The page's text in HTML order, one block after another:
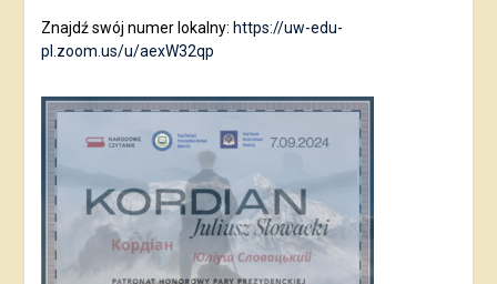
Znajdź swój numer lokalny: https://uw-edu-
pl.zoom.us/u/aexW32qp